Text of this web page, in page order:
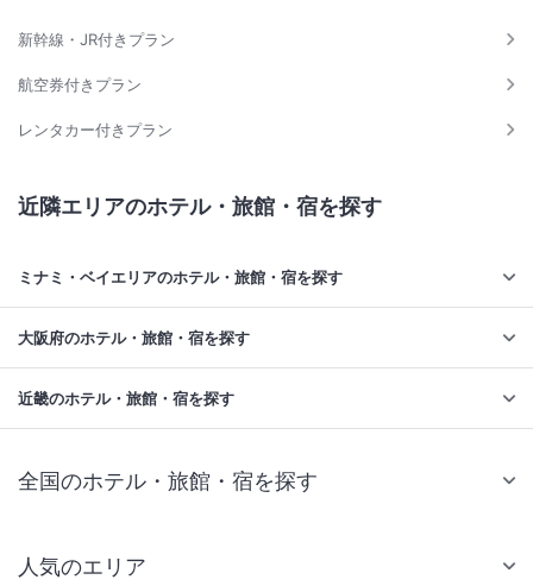
新幹線・JR付きプラン
航空券付きプラン
レンタカー付きプラン
近隣エリアのホテル・旅館・宿を探す
ミナミ・ベイエリアのホテル・旅館・宿を探す
大阪府のホテル・旅館・宿を探す
近畿のホテル・旅館・宿を探す
全国のホテル・旅館・宿を探す
人気のエリア